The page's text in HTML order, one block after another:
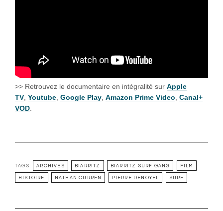
>> Retrouvez le documentaire en intégralité sur Apple
TV, Youtube, Google Play, Amazon Prime Video, Canal+
VOD.
TAGS: ARCHIVES BIARRITZ BIARRITZ SURF GANG FILM
HISTOIRE NATHAN CURREN PIERRE DENOYEL SURF